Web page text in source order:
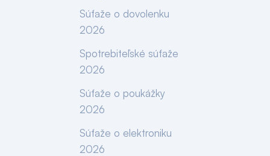
Súťaže o dovolenku
2026
Spotrebiteľské súťaže
2026
Súťaže o poukážky
2026
Súťaže o elektroniku
2026